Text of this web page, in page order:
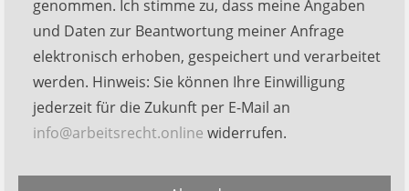
lasse
dieses
Feld
leer.
genommen. Ich stimme zu, dass meine Angaben
und Daten zur Beantwortung meiner Anfrage
elektronisch erhoben, gespeichert und verarbeitet
werden. Hinweis: Sie können Ihre Einwilligung
jederzeit für die Zukunft per E-Mail an
info@arbeitsrecht.online widerrufen.